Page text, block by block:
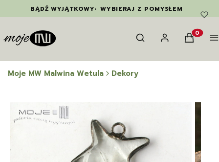
BĄDŹ WYJĄTKOWY• WYBIERAJ Z POMYSŁEM
Otwórz wyszukiwarkę
Szukaj Zaloguj sięKoszyk
Moje MW Malwina Wetula Dekory